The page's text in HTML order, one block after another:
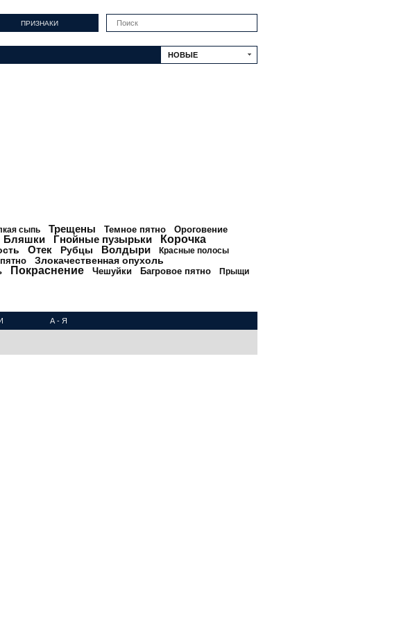
ПРИЗНАКИ
НОВЫЕ
сыпь Трещены Темное пятно Ороговение
Бляшки Гнойные пузырьки Корочка
Отек Рубцы Волдыри Красные полосы
Злокачественная опухоль
Покраснение Чешуйки Багровое пятно Прыщи
А - Я